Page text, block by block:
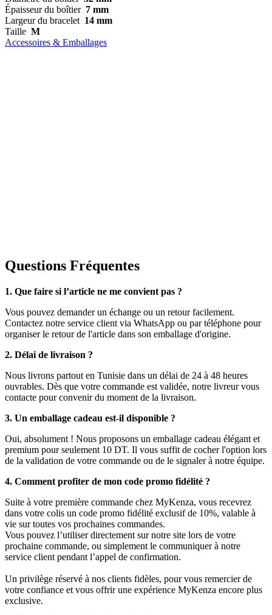
Épaisseur du boîtier 7 mm
Largeur du bracelet 14 mm
Taille M
Accessoires & Emballages
Questions Fréquentes
1. Que faire si l’article ne me convient pas ?
Vous pouvez demander un échange ou un retour facilement.
Contactez notre service client via WhatsApp ou par téléphone pour
organiser le retour de l'article dans son emballage d'origine.
2. Délai de livraison ?
Nous livrons partout en Tunisie dans un délai de 24 à 48 heures
ouvrables. Dès que votre commande est validée, notre livreur vous
contacte pour convenir du moment de la livraison.
3. Un emballage cadeau est-il disponible ?
Oui, absolument ! Nous proposons un emballage cadeau élégant et
premium pour seulement 10 DT. Il vous suffit de cocher l'option lors
de la validation de votre commande ou de le signaler à notre équipe.
4. Comment profiter de mon code promo fidélité ?
Suite à votre première commande chez MyKenza, vous recevrez
dans votre colis un code promo fidélité exclusif de 10%, valable à
vie sur toutes vos prochaines commandes.
Vous pouvez l’utiliser directement sur notre site lors de votre
prochaine commande, ou simplement le communiquer à notre
service client pendant l’appel de confirmation.
Un privilège réservé à nos clients fidèles, pour vous remercier de
votre confiance et vous offrir une expérience MyKenza encore plus
exclusive.